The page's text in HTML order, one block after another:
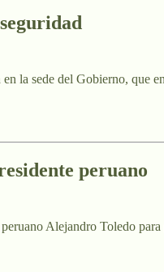
la sede del Gobierno, que
peruano
Alejandro Toledo